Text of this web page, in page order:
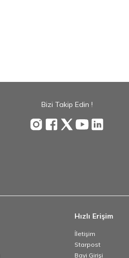
Bizi Takip Edin !
Hızlı Erişim
İletişim
Starpost
Bayi Girişi